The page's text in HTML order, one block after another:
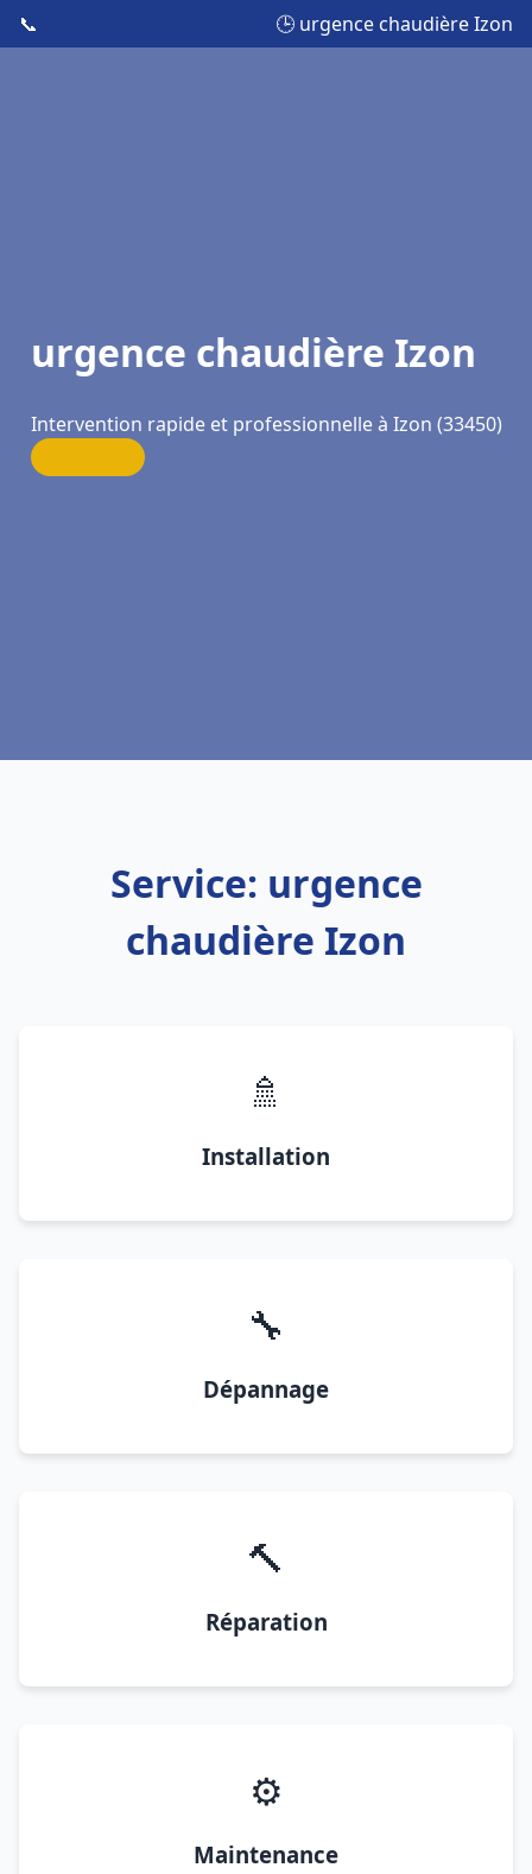
📞 🕒 urgence chaudière Izon
urgence chaudière Izon
Intervention rapide et professionnelle à Izon (33450)
Service: urgence
chaudière Izon
🚿
Installation
🔧
Dépannage
🔨
Réparation
⚙️
Maintenance